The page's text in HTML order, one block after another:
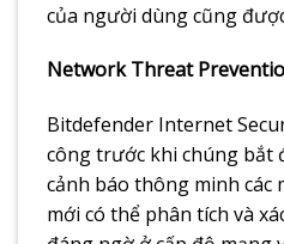
của người dùng cũng
Network Threat
Bitdefender Internet
công trước khi chúng bắt
cảnh báo thông minh các
mới có thể phân tích và